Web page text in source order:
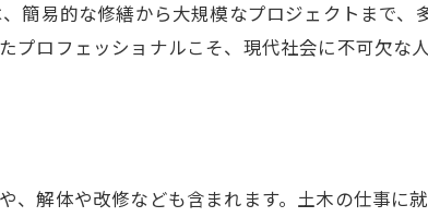
簡易的な修繕から大規模なプロジェクトまで
ロフェッショナルこそ、現代社会に不可欠な人
解体や改修なども含まれます。土木の仕事に